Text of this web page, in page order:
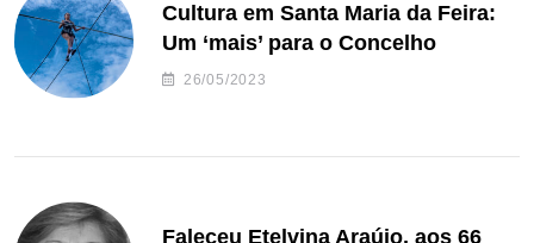
Cultura em Santa Maria da Feira:
Um ‘mais’ para o Concelho
26/05/2023
Faleceu Etelvina Araújo, aos 66